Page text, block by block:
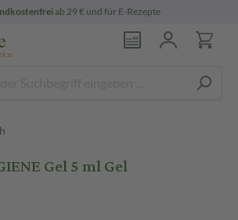
ab 29 € und für E-Rezepte
Gel 5 ml Gel